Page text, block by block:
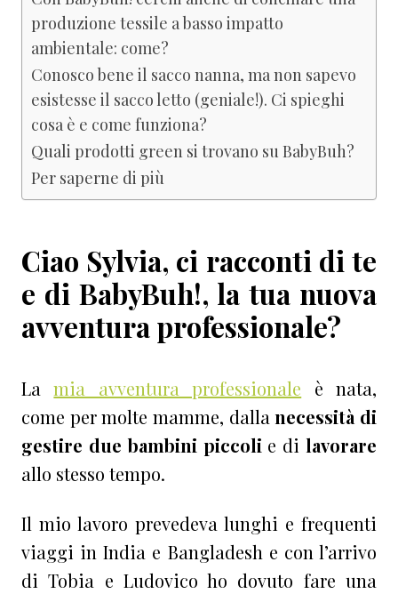
produzione tessile a basso impatto
ambientale: come?
Conosco bene il sacco nanna, ma non sapevo
esistesse il sacco letto (geniale!). Ci spieghi
cosa è e come funziona?
Quali prodotti green si trovano su BabyBuh?
Per saperne di più
Ciao Sylvia, ci racconti di te
e di BabyBuh!, la tua nuova
avventura professionale?
Lamia avventura professionale è nata,
come per molte mamme, dallanecessità di
gestire due bambini piccoli e di lavorare
allo stesso tempo.
Il mio lavoro prevedeva lunghi e frequenti
viaggi in India e Bangladesh e con l’arrivo
di Tobia e Ludovico ho dovuto fare una